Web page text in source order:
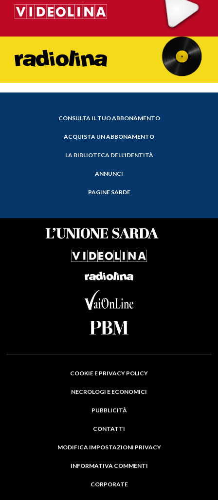
CONSULTA IL TUO ABBONAMENTO
ACQUISTA UN ABBONAMENTO
LA BIBLIOTECA DELL'IDENTITÀ
ANNUNCI
PAGINE SARDE
COOKIE E PRIVACY POLICY
NECROLOGI E ECONOMICI
PUBBLICITÀ
CONTATTI
MODIFICA IMPOSTAZIONI PRIVACY
INFORMATIVA COMMENTI
CORPORATE